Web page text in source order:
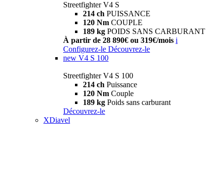
Streetfighter V4 S
214 ch PUISSANCE
120 Nm COUPLE
189 kg POIDS SANS CARBURANT
À partir de 28 890€ ou 319€/mois i
Configurez-le Découvrez-le
new V4 S 100
Streetfighter V4 S 100
214 ch Puissance
120 Nm Couple
189 kg Poids sans carburant
Découvrez-le
XDiavel